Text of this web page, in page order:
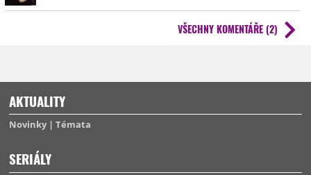
Alan Moore to asi nennávídí už teď , takže se nemusí snažit ho
VŠECHNY KOMENTÁŘE (2)
AKTUALITY
Novinky Témata
SERIÁLY